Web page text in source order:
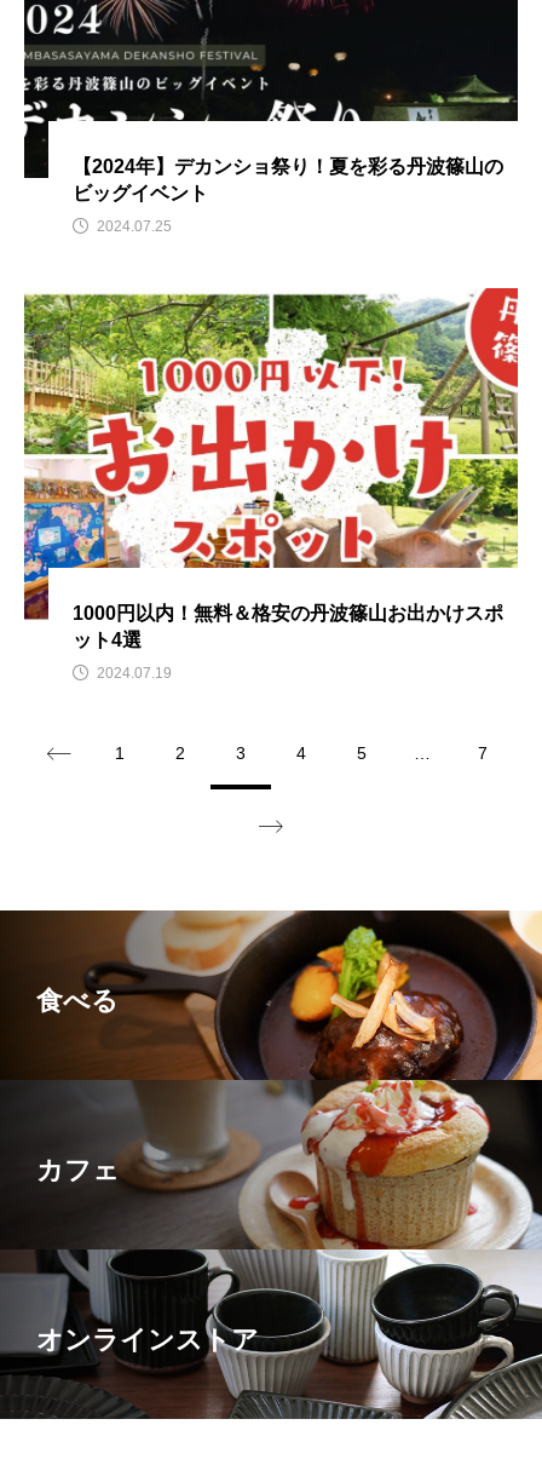
【2024年】デカンショ祭り！夏を彩る丹波篠山の
ビッグイベント
2024.07.25
1000円以内！無料＆格安の丹波篠山お出かけスポ
ット4選
2024.07.19
1 2 3 4 5 7
食べる
カフェ
オンラインストア